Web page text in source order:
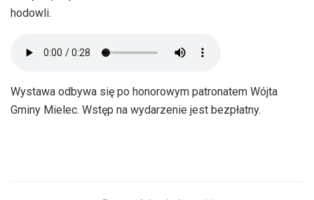
hodowli.
Wystawa odbywa się po honorowym patronatem Wójta
Gminy Mielec. Wstęp na wydarzenie jest bezpłatny.